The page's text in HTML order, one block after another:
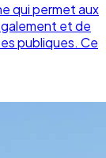
qui permet aux
et de
publiques. Ce